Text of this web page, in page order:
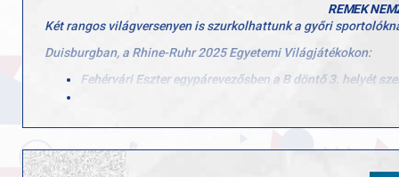
REMEK
Két rangos világversenyen is szurkolhattunk a győri
Duisburgban, a Rhine-Ruhr 2025 Egyetemi Világjátékokon:
Fehérvári Eszter egypárevezősben a B döntő 3. helyét
Poznańban, a 2025-ös U23-as világbajnokságon Angyal